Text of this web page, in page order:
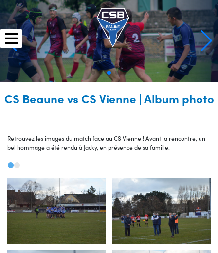
to
content
CS Beaune vs CS Vienne | Album photo
Retrouvez les images du match face au CS Vienne ! Avant la rencontre, un
bel hommage a été rendu à Jacky, en présence de sa famille.